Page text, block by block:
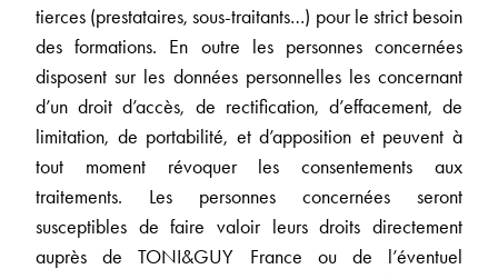
tierces (prestataires, sous-traitants…) pour le strict besoin
des formations. En outre les personnes concernées
disposent sur les données personnelles les concernant
d’un droit d’accès, de rectification, d’effacement, de
limitation, de portabilité, et d’apposition et peuvent à
tout moment révoquer les consentements aux
traitements. Les personnes concernées seront
susceptibles de faire valoir leurs droits directement
auprès de TONI&GUY France ou de l’éventuel